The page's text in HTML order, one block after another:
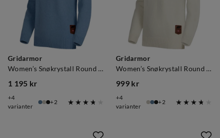
Gridarmor
Women’s Snøkrystall Round Neck Ullgenser Light Blue/White
price
1 195 kr
4
varianter
2
Gridarmor
Women’s Snøkrystall Round Neck Ullgenser White/Dark Grey/Light Grey
price
999 kr
4
varianter
2